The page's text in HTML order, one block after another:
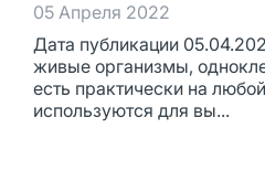
05 Апреля 2022
Дата публикации
живые организмы,
есть практически на
используются для вы...